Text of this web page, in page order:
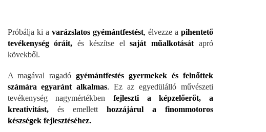
Próbálja ki a varázslatos gyémántfestést, élvezze apihentető
tevékenység óráit, és készítse elsaját műalkotását apró
kövekből.
A magával ragadógyémántfestés gyermekek és felnőttek
számára egyaránt alkalmas. Ez az egyedülálló művészeti
tevékenység nagymértékben fejleszti a képzelőerőt, a
kreativitást,és emellett hozzájárul a finommotoros
készségek fejlesztéséhez.